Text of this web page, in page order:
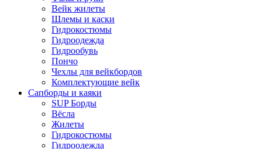
Вейк жилеты
Шлемы и каски
Гидрокостюмы
Гидроодежда
Гидрообувь
Пончо
Чехлы для вейкбордов
Комплектующие вейк
Сапборды и каяки
SUP Борды
Вёсла
Жилеты
Гидрокостюмы
Гидроодежда